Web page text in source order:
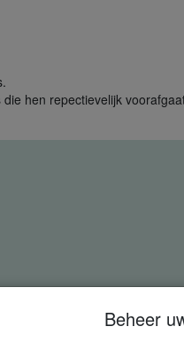
hen repectievelijk
Beheer